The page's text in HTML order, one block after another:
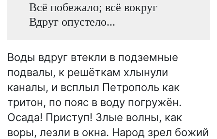
Всё побежало; всё вокруг
Вдруг опустело...
Воды вдруг втекли в подземные
подвалы, к решёткам хлынули
каналы, и всплыл Петрополь как
тритон, по пояс в воду погружён.
Осада! Приступ! Злые волны, как
воры, лезли в окна. Народ зрел божий